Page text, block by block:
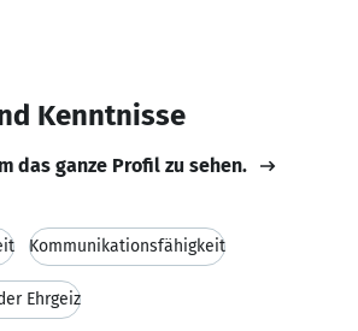
Kenntnisse
das ganze Profil zu sehen.
Kommunikationsfähigkeit
Ehrgeiz